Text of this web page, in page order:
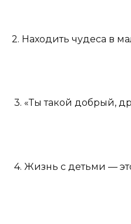
2. Находить чудеса в
3. «Ты такой добрый,
4. Жизнь с детьми —